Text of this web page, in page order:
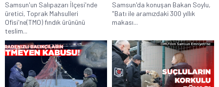
Samsun'un Salıpazarı İlçesi'nde
üretici, Toprak Mahsulleri
Ofisi'ne(TMO) fındık ürününü
teslim...
Samsun'da konuşan Bakan Soylu,
"Batı ile aramızdaki 300 yıllık
makası...